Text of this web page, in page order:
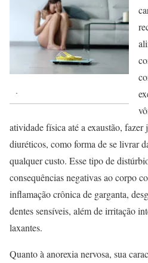
.
atividade física até a exaustão, fazer
diuréticos, como forma de se livrar
qualquer custo. Esse tipo de
consequências negativas ao corpo
inflamação crônica de garganta,
dentes sensíveis, além de irritação
laxantes.
Quanto à anorexia nervosa, sua